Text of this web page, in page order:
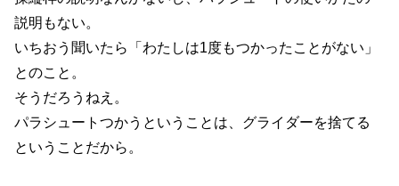
説明もない。
いちおう聞いたら「わたしは1度もつかったことがない」
とのこと。
そうだろうねえ。
パラシュートつかうということは、グライダーを捨てる
ということだから。